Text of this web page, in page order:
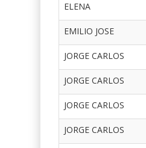
ELENA
EMILIO JOSE
JORGE CARLOS
JORGE CARLOS
JORGE CARLOS
JORGE CARLOS